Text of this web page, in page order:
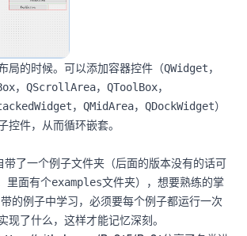
局的时候。可以添加容器控件（QWidget，
，QScrollArea，QToolBox，
，QMidArea，QDockWidget）
控件，从而循环嵌套。
带了一个例子文件夹（后面的版本没有的话可
里面有个examples文件夹），想要熟练的掌
的例子中学习，必须要每个例子都运行一次
现了什么，这样才能记忆深刻。